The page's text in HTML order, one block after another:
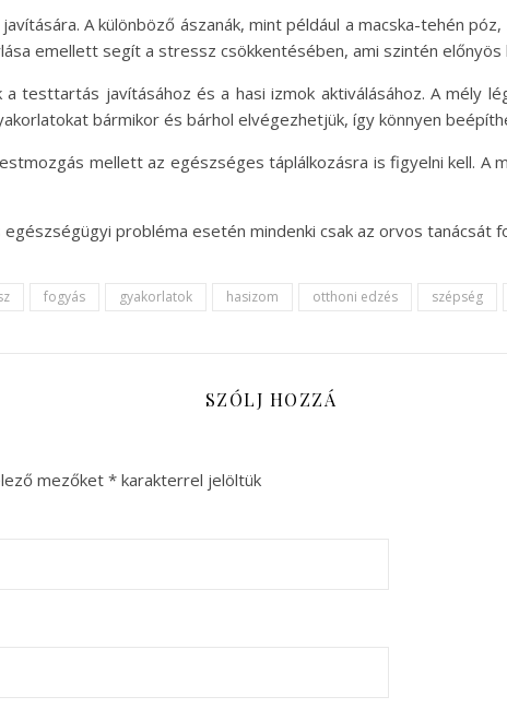
A különböző ászanák, mint például a macska-tehén
emellett segít a stressz csökkentésében, ami szintén
testtartás javításához és a hasi izmok aktiválásához. A mély
bármikor és bárhol elvégezhetjük, így könnyen
mellett az egészséges táplálkozásra is figyelni kell.
probléma esetén mindenki csak az orvos tanácsát
fogyás gyakorlatok hasizom otthoni edzés szépség
SZÓLJ HOZZÁ
mezőket * karakterrel jelöltük